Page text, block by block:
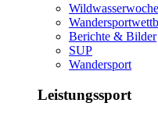
Wildwasserwoche
Berichte & Bilder
SUP
Wandersport
Leistungssport